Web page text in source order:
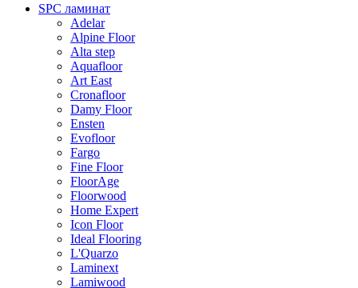
SPC ламинат
Adelar
Alpine Floor
Alta step
Aquafloor
Art East
Cronafloor
Damy Floor
Ensten
Evofloor
Fargo
Fine Floor
FloorAge
Floorwood
Home Expert
Icon Floor
Ideal Flooring
L'Quarzo
Laminext
Lamiwood